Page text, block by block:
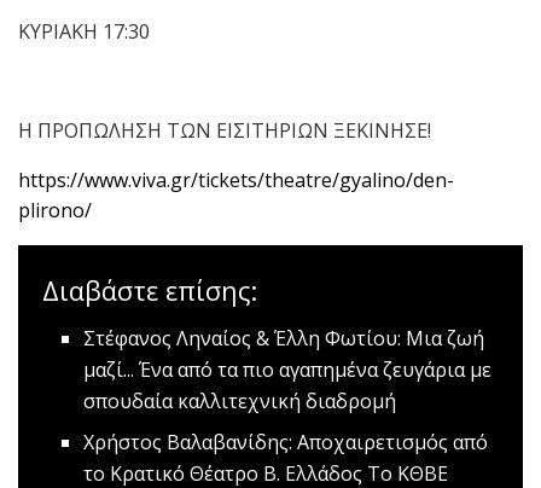
ΚΥΡΙΑΚΗ 17:30
Η ΠΡΟΠΩΛΗΣΗ ΤΩΝ ΕΙΣΙΤΗΡΙΩΝ ΞΕΚΙΝΗΣΕ!
https://www.viva.gr/tickets/theatre/gyalino/den-
plirono/
Διαβάστε επίσης:
Στέφανος Ληναίος & Έλλη Φωτίου: Μια ζωή
μαζί... Ένα από τα πιο αγαπημένα ζευγάρια με
σπουδαία καλλιτεχνική διαδρομή
Χρήστος Βαλαβανίδης: Aποχαιρετισμός από
το Κρατικό Θέατρο Β. Ελλάδος Το ΚΘΒΕ